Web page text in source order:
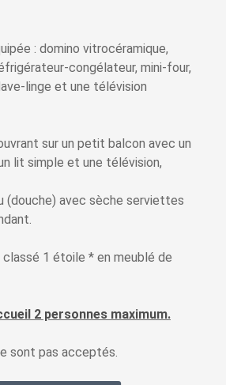
: domino vitrocéramique,
congélateur, mini-four,
linge et une télévision
sur un petit balcon avec un
lit simple et une télévision,
(douche) avec sèche serviettes
1 étoile * en meublé de
2 personnes maximum.
sont pas acceptés.